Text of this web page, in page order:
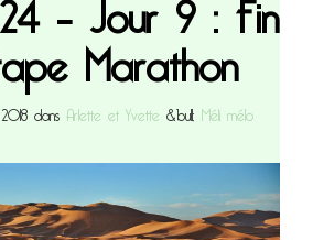
Marathon
dansArlette et Yvette &bull; Méli mélo